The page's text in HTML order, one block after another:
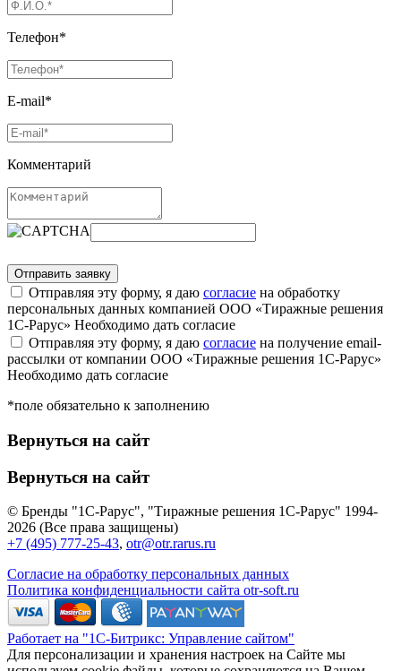
Телефон*
E-mail*
Комментарий
Отправляя эту форму, я даю согласие на обработку
персональных данных компанией ООО «Тиражные решения
1С-Рарус» Необходимо дать согласие
Отправляя эту форму, я даю согласие на получение email-
рассылки от компании ООО «Тиражные решения 1С-Рарус»
Необходимо дать согласие
*поле обязательно к заполнению
Вернуться на сайт
Вернуться на сайт
© Бренды "1С-Рарус", "Тиражные решения 1С-Рарус" 1994-
2026 (Все права защищены)
+7 (495) 777-25-43, otr@otr.rarus.ru
Согласие на обработку персональных данных
Политика конфиденциальности сайта otr-soft.ru
Работает на "1С-Битрикс: Управление сайтом"
Для персонализации и хранения настроек на Сайте мы